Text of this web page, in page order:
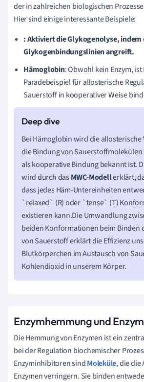
der in zahlreichen biologischen
Hier sind einige interessante Beispiele:
: Aktiviert die Glykogenolyse, indem
Glykogenbindungslinien angreift.
Hämoglobin: Obwohl kein Enzym,
Paradebeispiel für allosterische
Sauerstoff in kooperativer Weise
Bei Hämoglobin wird die
die Bindung von Sauerstoffmolekülen
als kooperative Bindung bekannt ist.
wird durch das MWC-Modellerklärt,
dass jedes Häm-Untereinheiten
`relaxed` (R) oder `tense` (T)
existieren kann.Die Umwandlung
beiden Konformationen beim Binden
von Sauerstoff erklärt die Effizienz
Blutkörperchen im Austausch von
Kohlendioxid in unserem Körper.
Enzymhemmung und
Die Hemmung von Enzymen ist ein
bei der Regulation biochemischer
Enzyminhibitoren sindMoleküle, die die
Enzymen verringern. Sie binden